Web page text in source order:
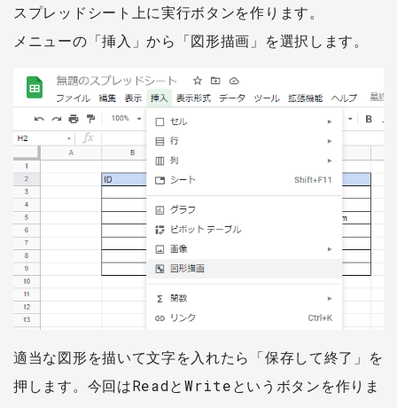
スプレッドシート上に実行ボタンを作ります。
メニューの「挿入」から「図形描画」を選択します。
適当な図形を描いて文字を入れたら「保存して終了」を
押します。今回はReadとWriteというボタンを作りま